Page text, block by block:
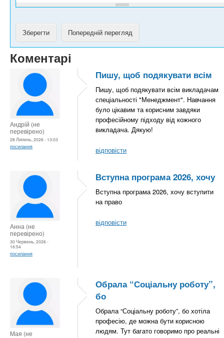
Коментарі
Андрій (не
перевірено)
28 Липень, 2026 - 13:03
посилання
Пишу, щоб подякувати всім
Пишу, щоб подякувати всім викладачам
спеціальності "Менеджмент". Навчання
було цікавим та корисним завдяки
професійному підходу від кожного
викладача. Дякую!
відповісти
Анна (не
перевірено)
30 Червень, 2026 -
16:54
посилання
Вступна програма 2026, хочу
Вступна програма 2026, хочу вступити
на право
відповісти
Мая (не
Обрала “Соціальну роботу”,
бо
Обрала “Соціальну роботу”, бо хотіла
професію, де можна бути корисною
людям. Тут багато говоримо про реальні